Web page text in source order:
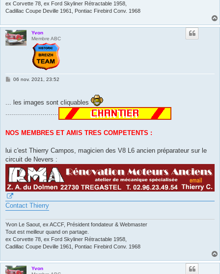
ex Corvette 78, ex Ford Skyliner Rétractable 1958,
Cadillac Coupe Deville 1961, Pontiac Firebird Conv. 1968
Yvon
Membre ABC
M
e
06 nov. 2021, 23:52
... les images sont cliquables
NOS MEMBRES ET AMIS TRES COMPETENTS :
lui c'est Thierry Campos, magicien des V8 L6 ancien préparateur sur le
circuit de Nevers :
Contact Thierry
Yvon Le Saout, ex ACCF, Président fondateur & Webmaster
Tout est meilleur quand on partage.
ex Corvette 78, ex Ford Skyliner Rétractable 1958,
Cadillac Coupe Deville 1961, Pontiac Firebird Conv. 1968
Yvon